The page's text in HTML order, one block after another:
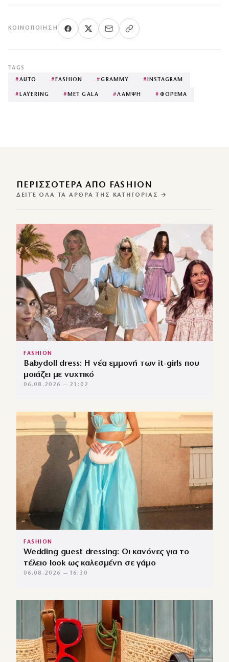
ΚΟΙΝΟΠΟΊΗΣΗ
TAGS
#AUTO # FASHION #GRAMMY # INSTAGRAM
# LAYERING # MET GALA #ΛΑΜΨΗ # ΦΟΡΕΜΑ
ΠΕΡΙΣΣΌΤΕΡΑ ΑΠΌ FASHION
ΔΕΊΤΕ ΌΛΑ ΤΑ ΆΡΘΡΑ ΤΗΣ ΚΑΤΗΓΟΡΊΑΣ →
FASHION
Babydoll dress: Η νέα εμμονή των it-girls που
μοιάζει με νυχτικό
06.08.2026 — 21:02
FASHION
Wedding guest dressing: Οι κανόνες για το
τέλειο look ως καλεσμένη σε γάμο
06.08.2026 — 16:30